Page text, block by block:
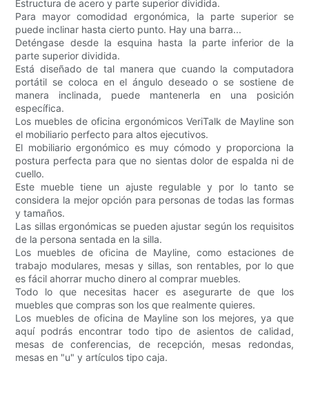
Estructura de acero y parte superior dividida.
Para mayor comodidad ergonómica, la parte superior se
puede inclinar hasta cierto punto. Hay una barra...
Deténgase desde la esquina hasta la parte inferior de la
parte superior dividida.
Está diseñado de tal manera que cuando la computadora
portátil se coloca en el ángulo deseado o se sostiene de
manera inclinada, puede mantenerla en una posición
específica.
Los muebles de oficina ergonómicos VeriTalk de Mayline son
el mobiliario perfecto para altos ejecutivos.
El mobiliario ergonómico es muy cómodo y proporciona la
postura perfecta para que no sientas dolor de espalda ni de
cuello.
Este mueble tiene un ajuste regulable y por lo tanto se
considera la mejor opción para personas de todas las formas
y tamaños.
Las sillas ergonómicas se pueden ajustar según los requisitos
de la persona sentada en la silla.
Los muebles de oficina de Mayline, como estaciones de
trabajo modulares, mesas y sillas, son rentables, por lo que
es fácil ahorrar mucho dinero al comprar muebles.
Todo lo que necesitas hacer es asegurarte de que los
muebles que compras son los que realmente quieres.
Los muebles de oficina de Mayline son los mejores, ya que
aquí podrás encontrar todo tipo de asientos de calidad,
mesas de conferencias, de recepción, mesas redondas,
mesas en "u" y artículos tipo caja.